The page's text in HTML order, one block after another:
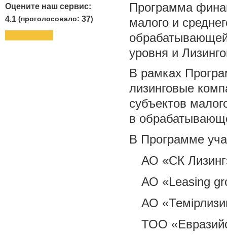
Оцените наш сервис:
4.1 (проголосовало:37)
Программа
малого и
уровня и
В рамках
лизинговые
субъектов
в
В Программе
АО «СК
АО «Leasing
АО
ТОО